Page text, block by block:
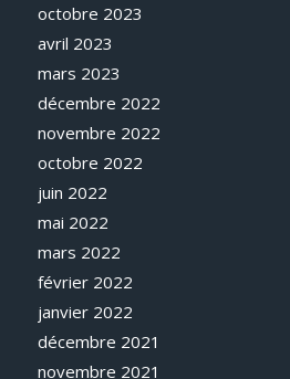
octobre 2023
avril 2023
mars 2023
décembre 2022
novembre 2022
octobre 2022
juin 2022
mai 2022
mars 2022
février 2022
janvier 2022
décembre 2021
novembre 2021